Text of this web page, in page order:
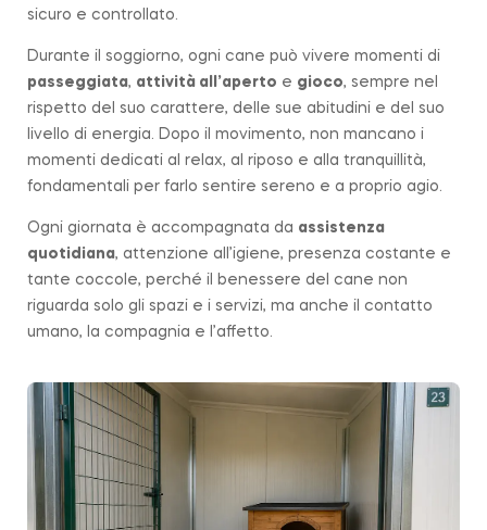
sicuro e controllato.
Durante il soggiorno, ogni cane può vivere momenti di
passeggiata, attività all’aperto e gioco, sempre nel
rispetto del suo carattere, delle sue abitudini e del suo
livello di energia. Dopo il movimento, non mancano i
momenti dedicati al relax, al riposo e alla tranquillità,
fondamentali per farlo sentire sereno e a proprio agio.
Ogni giornata è accompagnata da assistenza
quotidiana, attenzione all’igiene, presenza costante e
tante coccole, perché il benessere del cane non
riguarda solo gli spazi e i servizi, ma anche il contatto
umano, la compagnia e l’affetto.